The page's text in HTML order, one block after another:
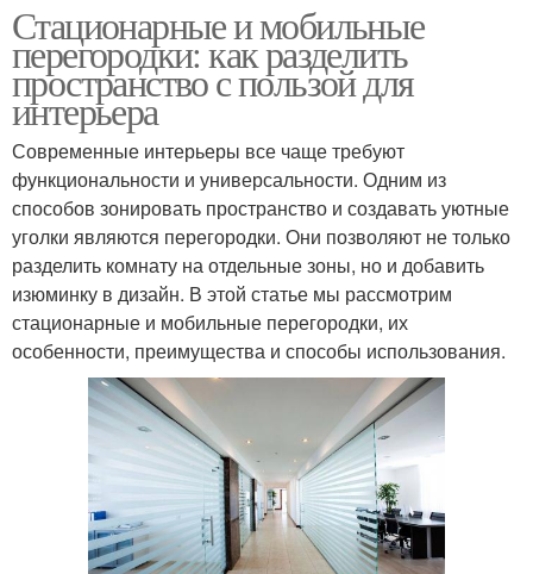
Стационарные и мобильные
перегородки: как разделить
пространство с пользой для
интерьера
Современные интерьеры все чаще требуют
функциональности и универсальности. Одним из
способов зонировать пространство и создавать уютные
уголки являются перегородки. Они позволяют не только
разделить комнату на отдельные зоны, но и добавить
изюминку в дизайн. В этой статье мы рассмотрим
стационарные и мобильные перегородки, их
особенности, преимущества и способы использования.